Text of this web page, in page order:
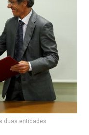
duas entidades